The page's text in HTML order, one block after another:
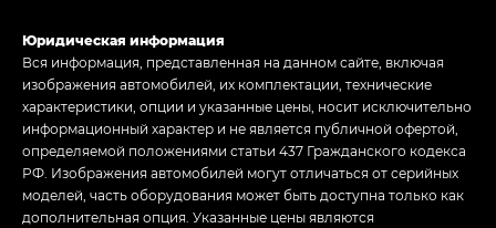
Юридическая информация
Вся информация, представленная на данном сайте, включая
изображения автомобилей, их комплектации, технические
характеристики, опции и указанные цены, носит исключительно
информационный характер и не является публичной офертой,
определяемой положениями статьи 437 Гражданского кодекса
РФ. Изображения автомобилей могут отличаться от серийных
моделей, часть оборудования может быть доступна только как
дополнительная опция. Указанные цены являются